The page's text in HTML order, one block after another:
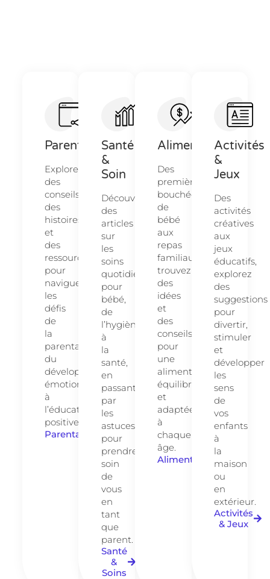
Parentalité
Explorez
des
conseils,
des
histoires
et
des
ressources
pour
naviguer
les
défis
de
la
parentalité,
du
développement
émotionnel
à
l’éducation
positive.
Parentalité
Santé
&
Soin
Découvrez
des
articles
sur
les
soins
quotidiens
pour
bébé,
de
l’hygiène
à
la
santé,
en
passant
par
les
astuces
pour
prendre
soin
de
vous
en
tant
que
parent.
Santé
&
Soins
Alimentation
Des
premières
bouchées
de
bébé
aux
repas
familiaux,
trouvez
des
idées
et
des
conseils
pour
une
alimentation
équilibrée
et
adaptée
à
chaque
âge.
Alimentation
Activités
&
Jeux
Des
activités
créatives
aux
jeux
éducatifs,
explorez
des
suggestions
pour
divertir,
stimuler
et
développer
les
sens
de
vos
enfants
à
la
maison
ou
en
extérieur.
Activités
& Jeux